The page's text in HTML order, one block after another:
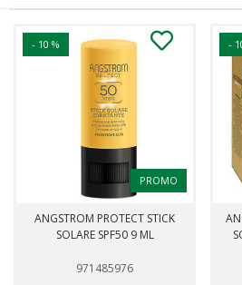
- 10 %
PROMO
ANGSTROM PROTECT STICK
SOLARE SPF50 9 ML
971485976
-